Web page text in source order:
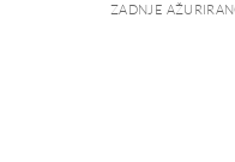
ZADNJE